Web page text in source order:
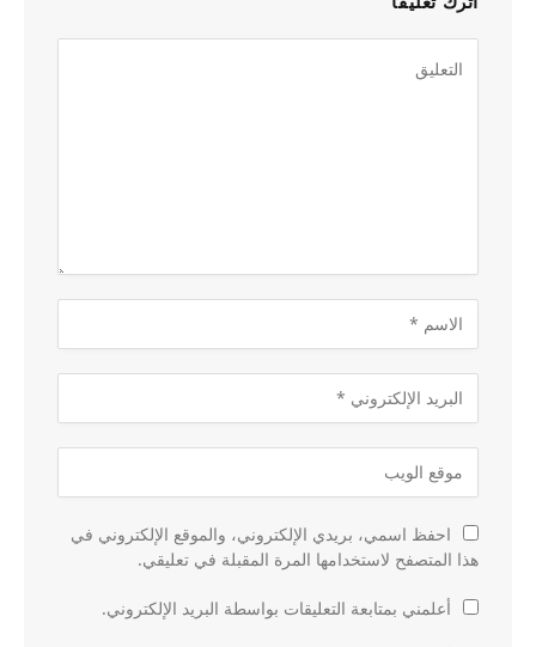
احفظ اسمي، بريدي الإلكتروني، والموقع الإلكتروني في
هذا المتصفح لاستخدامها المرة المقبلة في تعليقي.
أعلمني بمتابعة التعليقات بواسطة البريد الإلكتروني.